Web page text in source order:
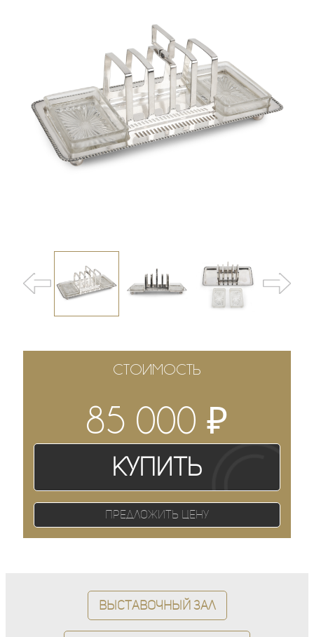
СТОИМОСТЬ
85 000₽
Купить
Предложить цену
Выставочный зал